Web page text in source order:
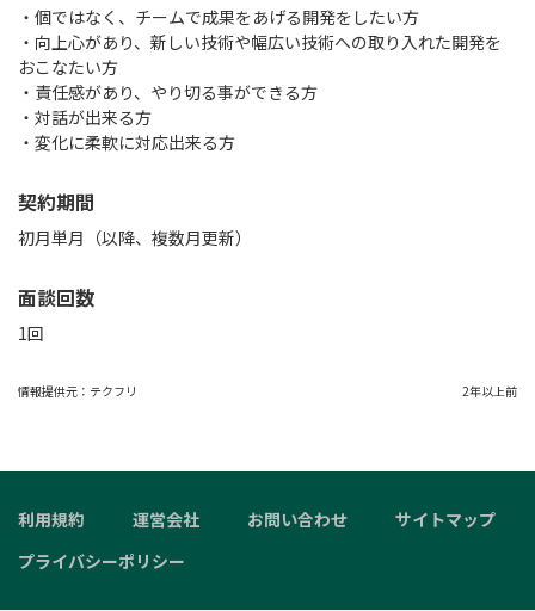
・個ではなく、チームで成果をあげる開発をしたい方
・向上心があり、新しい技術や幅広い技術への取り入れた開発を
おこなたい方
・責任感があり、やり切る事ができる方
・対話が出来る方
・変化に柔軟に対応出来る方
契約期間
初月単月（以降、複数月更新）
面談回数
1回
情報提供元： テクフリ 2年以上前
利用規約 運営会社 お問い合わせ
サイトマップ
プライバシーポリシー